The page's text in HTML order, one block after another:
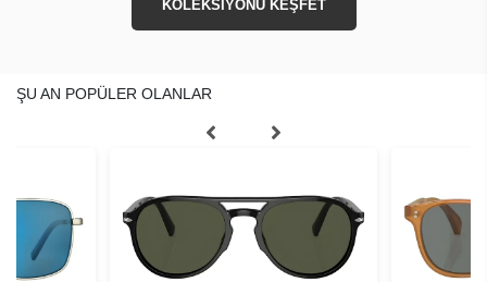
KOLEKSİYONU KEŞFET
ŞU AN POPÜLER OLANLAR